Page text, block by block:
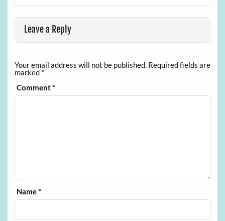
Leave a Reply
Your email address will not be published. Required fields are
marked *
Comment*
Name*